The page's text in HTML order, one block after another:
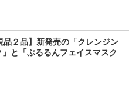
品２品】新発売の「クレンジン
と「ぷるるんフェイスマスク